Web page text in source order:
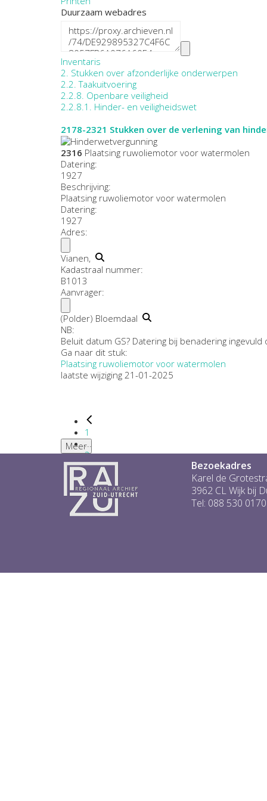
Duurzaam webadres
Inventaris
2. Stukken over afzonderlijke onderwerpen
2.2. Taakuitvoering
2.2.8. Openbare veiligheid
2.2.8.1. Hinder- en veiligheidswet
2178-2321 Stukken over de verlening van
2316 Plaatsing ruwoliemotor voor watermolen
Datering:
1927
Beschrijving:
Plaatsing ruwoliemotor voor watermolen
Datering:
1927
Adres:
Vianen,
Kadastraal nummer:
B1013
Aanvrager:
(Polder) Bloemdaal
NB:
Beluit datum GS? Datering bij benadering ingevuld
Ga naar dit stuk:
Plaatsing ruwoliemotor voor watermolen
laatste wijziging 21-01-2025
1
...
2
3
4
5
6
...
Meer
Bezoekadres
Karel de
3962 CL Wijk bij
Tel: 088 530 0170